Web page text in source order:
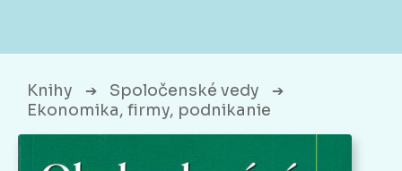
Knihy ➔ Spoločenské vedy ➔
Ekonomika, firmy, podnikanie